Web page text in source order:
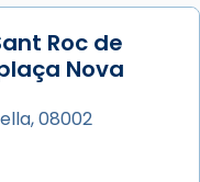
Roc de
Nova
08002